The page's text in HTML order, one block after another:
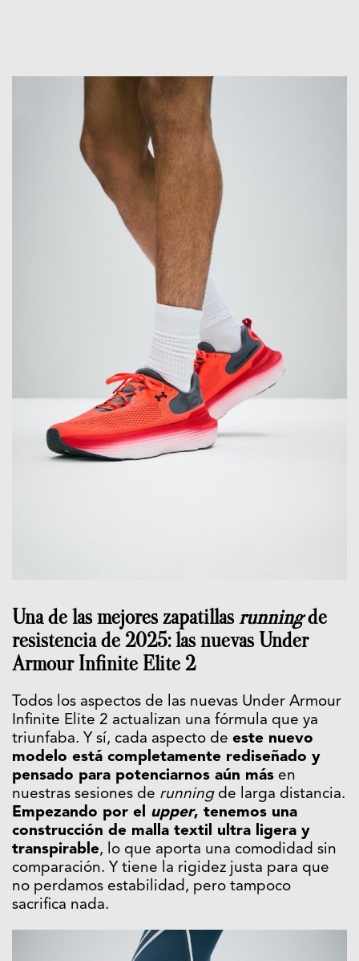
Una de las mejores zapatillas runningde
resistencia de 2025: las nuevas Under
Armour Infinite Elite 2
Todos los aspectos de las nuevas Under Armour
Infinite Elite 2 actualizan una fórmula que ya
triunfaba. Y sí, cada aspecto de este nuevo
modelo está completamente rediseñado y
pensado para potenciarnos aún más en
nuestras sesiones de runningde larga distancia.
Empezando por el upper, tenemos una
construcción de malla textil ultra ligera y
transpirable, lo que aporta una comodidad sin
comparación. Y tiene la rigidez justa para que
no perdamos estabilidad, pero tampoco
sacrifica nada.